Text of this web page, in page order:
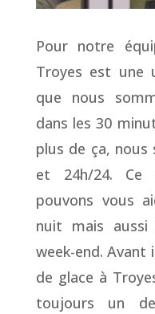
Pour notre
Troyes est une
que nous
dans les 30
plus de ça, nous
et 24h/24. Ce
pouvons vous
nuit mais
week-end.
de glace à
toujours un